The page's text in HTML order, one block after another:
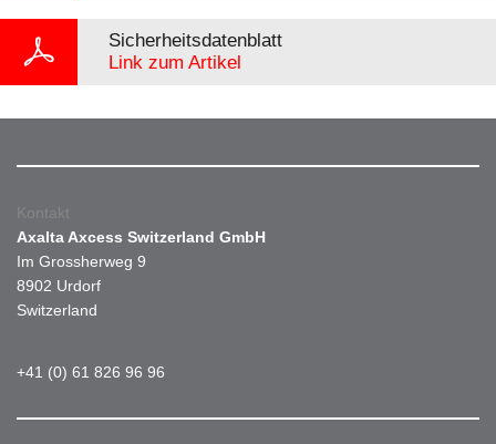
Sicherheitsdatenblatt
Link zum Artikel
Kontakt
Axalta Axcess Switzerland GmbH
Im Grossherweg 9
8902 Urdorf
Switzerland
+41 (0) 61 826 96 96